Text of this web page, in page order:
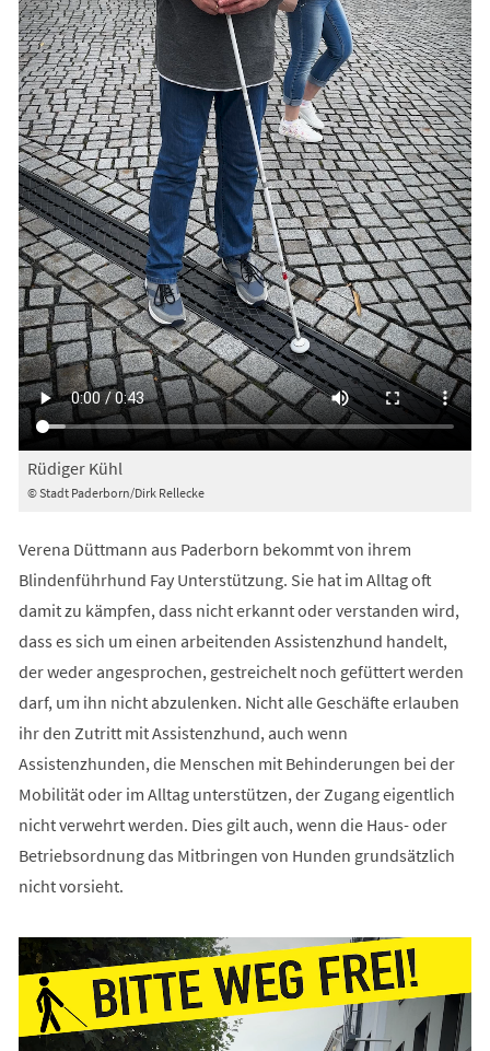
© Stadt Paderborn/Dirk Rellecke
Rüdiger Kühl
Verena Düttmann aus Paderborn bekommt von ihrem
Blindenführhund Fay Unterstützung. Sie hat im Alltag oft
damit zu kämpfen, dass nicht erkannt oder verstanden wird,
dass es sich um einen arbeitenden Assistenzhund handelt,
der weder angesprochen, gestreichelt noch gefüttert werden
darf, um ihn nicht abzulenken. Nicht alle Geschäfte erlauben
ihr den Zutritt mit Assistenzhund, auch wenn
Assistenzhunden, die Menschen mit Behinderungen bei der
Mobilität oder im Alltag unterstützen, der Zugang eigentlich
nicht verwehrt werden. Dies gilt auch, wenn die Haus- oder
Betriebsordnung das Mitbringen von Hunden grundsätzlich
nicht vorsieht.